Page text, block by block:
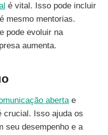
é vital. Isso pode incluir
mesmo mentorias.
pode evoluir na
aumenta.
abertae
crucial. Isso ajuda os
seu desempenho e a